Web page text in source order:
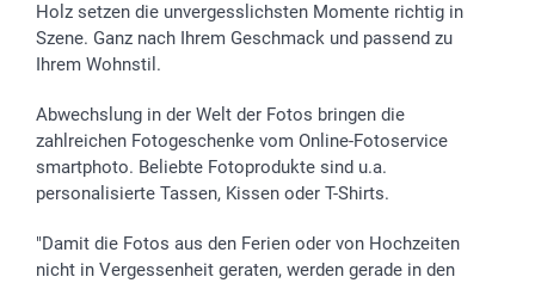
Holz setzen die unvergesslichsten Momente richtig in
Szene. Ganz nach Ihrem Geschmack und passend zu
Ihrem Wohnstil.
Abwechslung in der Welt der Fotos bringen die
zahlreichen Fotogeschenke vom Online-Fotoservice
smartphoto. Beliebte Fotoprodukte sind u.a.
personalisierte Tassen, Kissen oder T-Shirts.
"Damit die Fotos aus den Ferien oder von Hochzeiten
nicht in Vergessenheit geraten, werden gerade in den